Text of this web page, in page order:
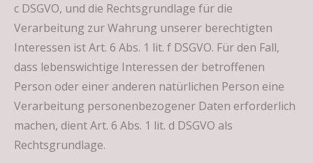
c DSGVO, und die Rechtsgrundlage für die
Verarbeitung zur Wahrung unserer berechtigten
Interessen ist Art. 6 Abs. 1 lit. f DSGVO. Für den Fall,
dass lebenswichtige Interessen der betroffenen
Person oder einer anderen natürlichen Person eine
Verarbeitung personenbezogener Daten erforderlich
machen, dient Art. 6 Abs. 1 lit. d DSGVO als
Rechtsgrundlage.